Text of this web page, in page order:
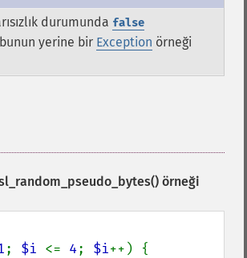
durumunda false
yerine bir Exception örneği
örneği
; $i <= 4; $i++) {